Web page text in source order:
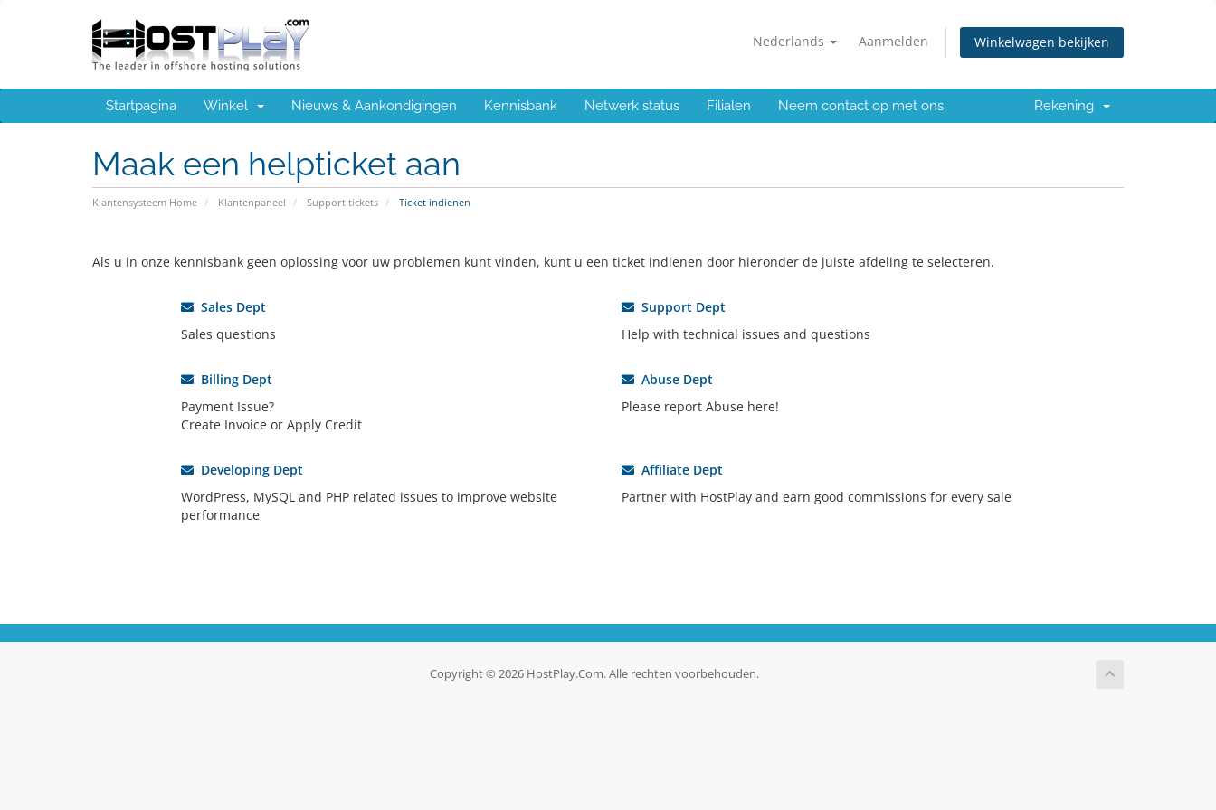
Nederlands Aanmelden Winkelwagen bekijken
Startpagina Winkel Nieuws & Aankondigingen Kennisbank Netwerk status Filialen Neem contact op met ons Rekening
Maak een helpticket aan
Klantensysteem Home Klantenpaneel Support tickets Ticket indienen
Als u in onze kennisbank geen oplossing voor uw problemen kunt vinden, kunt u een ticket indienen door hieronder de juiste afdeling te selecteren.
Sales Dept
Sales questions
Support Dept
Help with technical issues and questions
Billing Dept
Payment Issue?
Create Invoice or Apply Credit
Abuse Dept
Please report Abuse here!
Developing Dept
WordPress, MySQL and PHP related issues to improve website
performance
Affiliate Dept
Partner with HostPlay and earn good commissions for every sale
Copyright © 2026 HostPlay.Com. Alle rechten voorbehouden.